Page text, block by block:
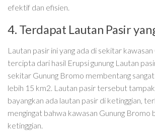
efektif dan efisien.
4. Terdapat Lautan Pasir
Lautan pasir ini yang ada di sekitar
tercipta dari hasil Erupsi gunung Lautan
sekitar Gunung Bromo membentang sangat
lebih 15 km2. Lautan pasir tersebut tampak
bayangkan ada lautan pasir di ketinggian,
mengingat bahwa kawasan Gunung Bromo
ketinggian.